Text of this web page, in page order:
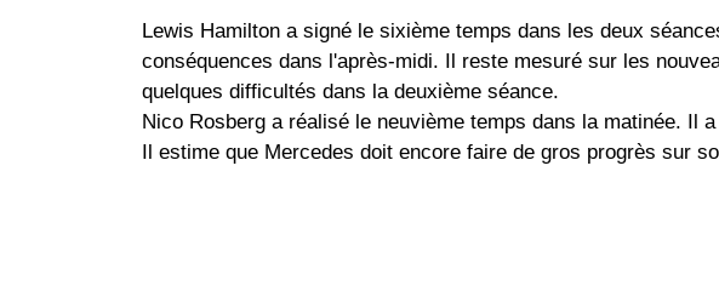
Lewis Hamilton a signé le sixième temps dans les deux
conséquences dans l'après-midi. Il reste mesuré sur les
quelques difficultés dans la deuxième séance.
Nico Rosberg a réalisé le neuvième temps dans la matinée. Il
Il estime que Mercedes doit encore faire de gros progrès sur